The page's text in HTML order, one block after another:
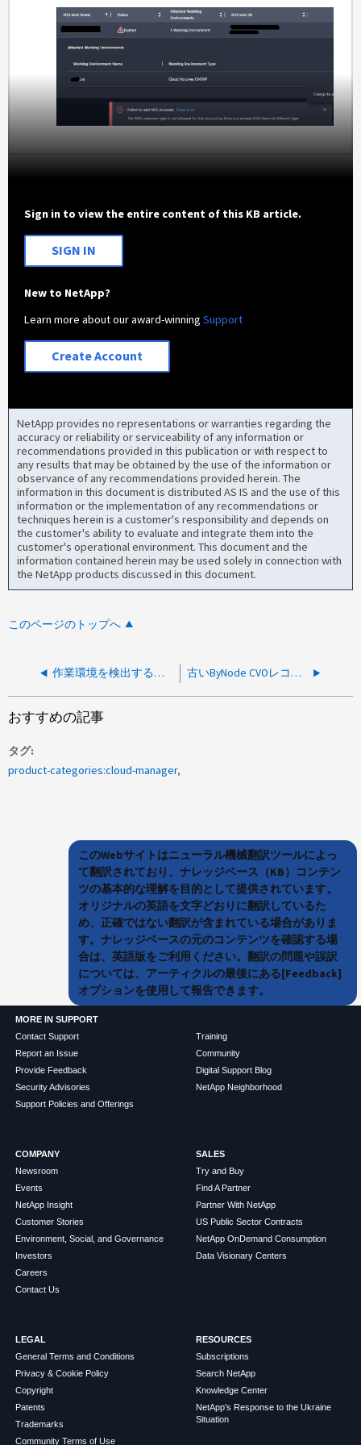
Sign in to view the entire content of this KB article.
SIGN IN
New to NetApp?
Learn more about our award-winningSupport
Create Account
NetApp provides no representations or warranties regarding the
accuracy or reliability or serviceability of any information or
recommendations provided in this publication or with respect to
any results that may be obtained by the use of the information or
observance of any recommendations provided herein. The
information in this document is distributed AS IS and the use of this
information or the implementation of any recommendations or
techniques herein is a customer's responsibility and depends on
the customer's ability to evaluate and integrate them into the
customer's operational environment. This document and the
information contained herein may be used solely in connection with
the NetApp products discussed in this document.
このページのトップへ
作業環境を検出するときに仮定ロール ARN エラーを設定できません 古いByNode CVOレコードが原因でSaaS Marketplaceサブスクリプションを更新できません
おすすめの記事
タグ
product-categories:cloud-manager
このWebサイトはニューラル機械翻訳ツールによっ
て翻訳されており、ナレッジベース（KB）コンテン
ツの基本的な理解を目的として提供されています。
オリジナルの英語を文字どおりに翻訳しているた
め、正確ではない翻訳が含まれている場合がありま
す。ナレッジベースの元のコンテンツを確認する場
合は、英語版をご利用ください。翻訳の問題や誤訳
については、アーティクルの最後にある[Feedback]
オプションを使用して報告できます。
MORE IN SUPPORT
Contact Support
Report an Issue
Provide Feedback
Security Advisories
Support Policies and Offerings
Training
Community
Digital Support Blog
NetApp Neighborhood
COMPANY
Newsroom
Events
NetApp Insight
Customer Stories
Environment, Social, and Governance
Investors
Careers
Contact Us
SALES
Try and Buy
Find A Partner
Partner With NetApp
US Public Sector Contracts
NetApp OnDemand Consumption
Data Visionary Centers
LEGAL
General Terms and Conditions
Privacy & Cookie Policy
Copyright
Patents
Trademarks
Community Terms of Use
RESOURCES
Subscriptions
Search NetApp
Knowledge Center
NetApp's Response to the Ukraine
Situation